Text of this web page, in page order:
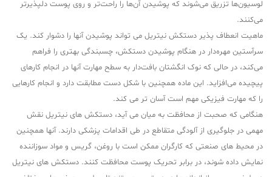
لوسیون‌ها تزریق می‌شوند که پوشیدن آن‌ها را راحت‌تر و روی پوست دلپذیرتر
می‌کنند.
ماهیت انعطاف پذیر دستکش نیتریل می تواند پوشیدن آنها را دشوار کند. یک
سرآستین مهره‌دار در هنگام پوشیدن دستکش، چسبندگی بهتری را فراهم
می‌کند، در حالی که نوک انگشتان بافت‌دار به سطح مهارت آنها در انجام کارهای
پیچیده می‌افزاید. این ماده همچنین با شکل دست مطابقت دارد و انجام کارهایی
را که مهارت فیزیکی مهم است آسان تر می کند.
هنگامی که صحبت از محافظت به میان می آید، دستکش های نیتریل نقش
مهمی در جلوگیری از آلودگی متقاطع در طی اقدامات پزشکی دارند. آنها همچنین
در محیط های صنعتی که کارگران ممکن است با روغن، گریس و مواد سوزاننده
نمایش داده شوند، در برابر تحریک پوست محافظت کنند. دستکش های نیتریل